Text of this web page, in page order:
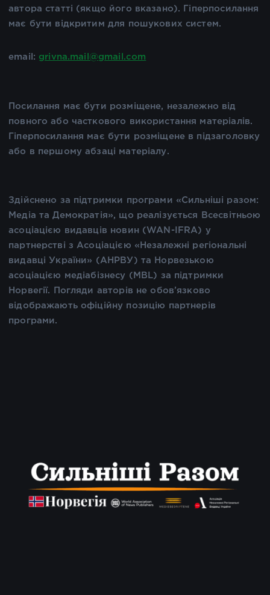
автора статті (якщо його вказано). Гіперпосилання
має бути відкритим для пошукових систем.
email: grivna.mail@gmail.com
Посилання має бути розміщене, незалежно від
повного або часткового використання матеріалів.
Гіперпосилання має бути розміщене в підзаголовку
або в першому абзаці матеріалу.
Здійснено за підтримки програми «Сильніші разом:
Медіа та Демократія», що реалізується Всесвітньою
асоціацією видавців новин (WAN-IFRA) у
партнерстві з Асоціацією «Незалежні регіональні
видавці України» (АНРВУ) та Норвезькою
асоціацією медіабізнесу (MBL) за підтримки
Норвегії. Погляди авторів не обов’язково
відображають офіційну позицію партнерів
програми.